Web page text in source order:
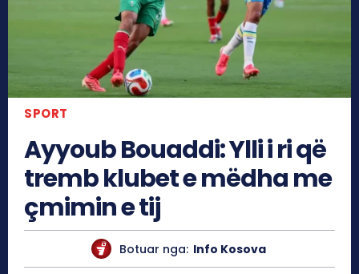
SPORT
Ayyoub Bouaddi: Ylli i ri që
tremb klubet e mëdha me
çmimin e tij
Botuar nga: Info Kosova